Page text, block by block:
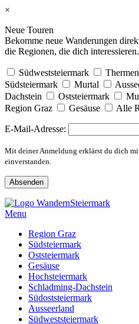
×
Neue Touren
Bekomme neue Wanderungen
die Regionen, die dich interessieren.
Südweststeiermark
Südsteiermark
Murtal
Dachstein
Oststeiermark
Region Graz
Gesäuse Alle
E-Mail-Adresse:
Mit deiner Anmeldung erklärst du dich
einverstanden.
Skip
to
Menu
Region Graz
Südsteiermark
Oststeiermark
Gesäuse
Hochsteiermark
Schladming-Dachstein
Südoststeiermark
Ausseerland
Südweststeiermark